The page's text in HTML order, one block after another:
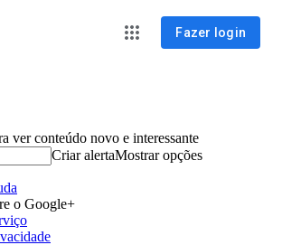
Fazer login
ver conteúdo novo e interessante
Criar alertaMostrar opções
o Google+